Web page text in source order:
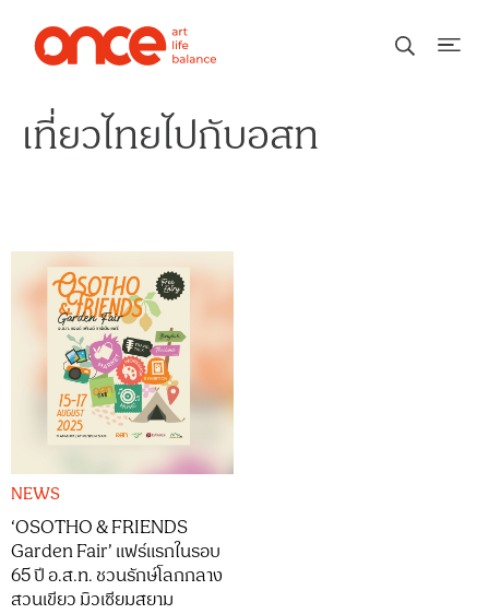
เที่ยวไทยไปกับอสท
NEWS
‘OSOTHO & FRIENDS
Garden Fair’ แฟร์แรกในรอบ
65 ปี อ.ส.ท. ชวนรักษ์โลกกลาง
สวนเขียว มิวเซียมสยาม